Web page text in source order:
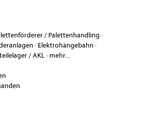
/ Palettenhandling ·
· Elektrohängebahn ·
/ AKL· mehr...